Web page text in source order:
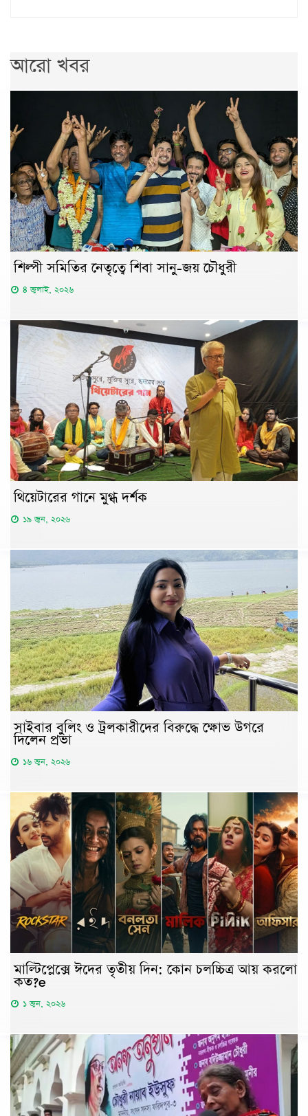
আরো খবর
শিল্পী সমিতির নেতৃত্বে শিবা সানু-জয় চৌধুরী
৪ জুলাই, ২০২৬
থিয়েটারের গানে মুগ্ধ দর্শক
১৯ জুন, ২০২৬
সাইবার বুলিং ও ট্রলকারীদের বিরুদ্ধে ক্ষোভ উগরে
দিলেন প্রভা
১৬ জুন, ২০২৬
মাল্টিপ্লেক্সে ঈদের তৃতীয় দিন: কোন চলচ্চিত্র আয় করলো
কত?e
১ জুন, ২০২৬